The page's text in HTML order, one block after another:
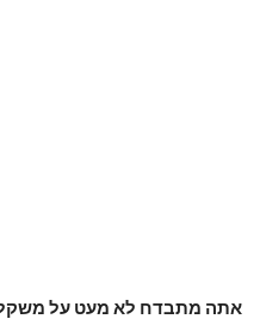
אתה מתבדח לא מעט על